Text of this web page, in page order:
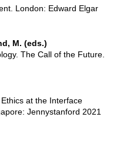
London: Edward Elgar
M. (eds.)
The Call of the Future.
at the Interface
Jennystanford 2021